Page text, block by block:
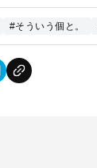
#そういう個と。